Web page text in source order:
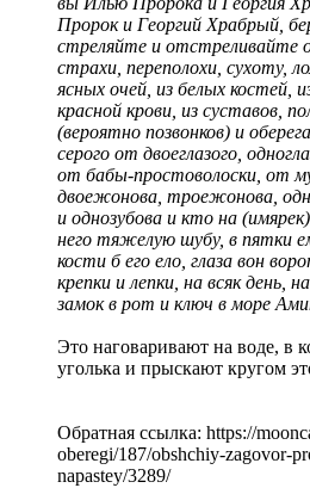
Пророк и Георгий Храбрый,
стреляйте и отстреливайте
страхи, переполохи, сухоту,
ясных очей, из белых костей,
красной крови, из суставов,
(вероятно позвонков) и
серого от двоеглазого,
от бабы-простоволоски, от
двоежонова, троежонова,
и однозубова и кто на
него тяжелую шубу, в пятки
кости б его ело, глаза вон
крепки и лепки, на всяк день,
замок в рот и ключ в море
Это наговаривают на воде, в
уголька и прыскают кругом
Обратная ссылка: https://
oberegi/187/obshchiy-zagovor-
napastey/3289/